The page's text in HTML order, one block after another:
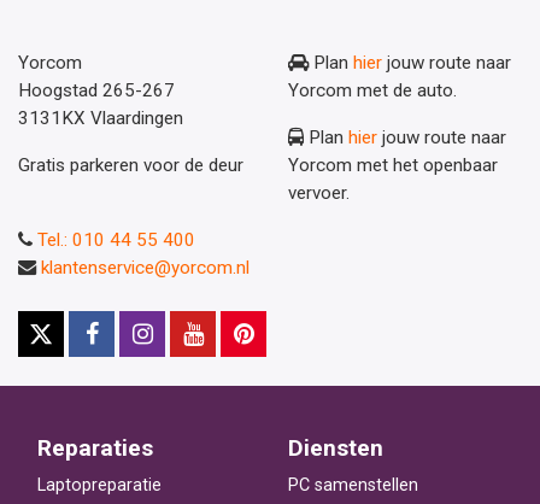
Yorcom
Hoogstad 265-267
3131KX Vlaardingen
Gratis parkeren voor de deur
Plan hier jouw route naar
Yorcom met de auto.
Plan hier jouw route naar
Yorcom met het openbaar
vervoer.
Tel.: 010 44 55 400
klantenservice@yorcom.nl
Reparaties
Laptopreparatie
Diensten
PC samenstellen